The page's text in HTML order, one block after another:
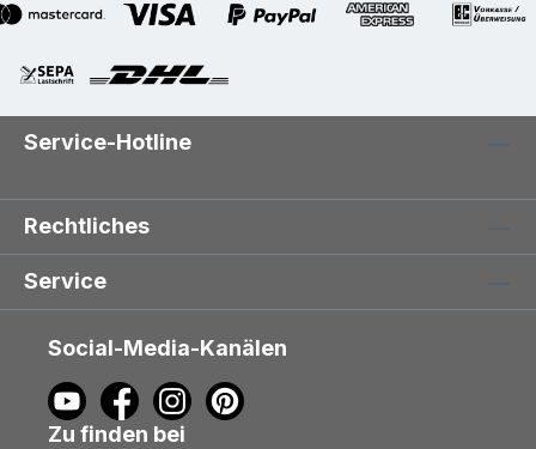
Service-Hotline
Rechtliches
Service
Social-Media-Kanälen
Zu finden bei